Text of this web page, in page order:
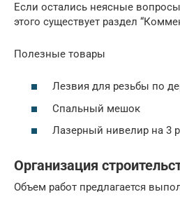
Если остались неясные
этого существует раздел
Полезные товары
Лезвия для резьбы по
Спальный мешок
Лазерный нивелир на 3
Организация
Объем работ предлагается